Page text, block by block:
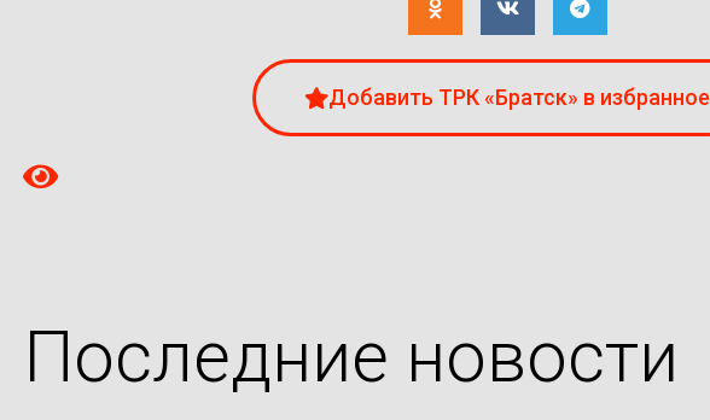
Добавить ТРК «Братск» в избранное
Последние новости